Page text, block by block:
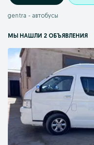
gentra - автобусы
МЫ НАШЛИ 2 ОБЪЯВЛЕНИЯ